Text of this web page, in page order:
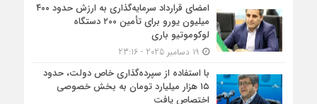
امضای قرارداد سرمایه‌گذاری به ارزش حدود ۴۰۰
میلیون یورو برای تأمین ۲۰۰ دستگاه
لوکوموتیو باری
با استفاده از سپرده‌گذاری خاص دولت، حدود
۱۵ هزار میلیارد تومان به بخش خصوصی
اختصاص یافت